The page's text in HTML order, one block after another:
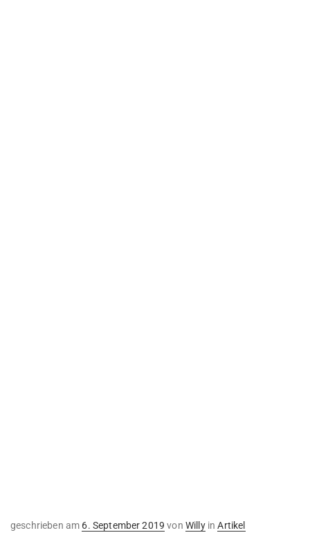
geschrieben am Veröffentlicht
6. September 2019 von WillyinArtikel